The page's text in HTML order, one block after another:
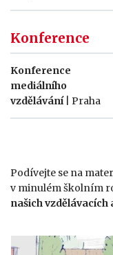
Konference
Konference
mediálního
vzdělávání
| Praha
Podívejte se na
v minulém školním
našich vzdělávacích